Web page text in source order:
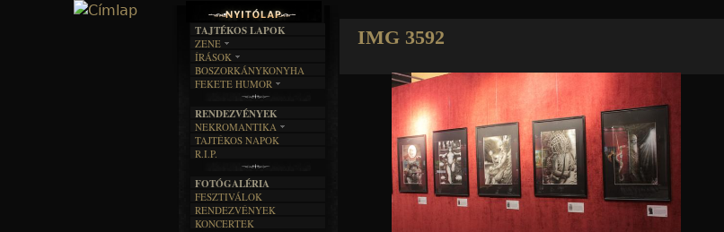
IMG 3592
TAJTÉKOS LAPOK
ZENE
EGYÜTTESEK
INTERJÚK
FORDÍTÁSOK
DALSZÖVEGEK
ÍRÁSOK
IRODALOM
FILM
MŰVÉSZET
ÍRÁSTÖRTÉNET
BOSZORKÁNYKONYHA
FEKETE HUMOR
SZÖVEGES
RENDEZVÉNYEK
NEKROMANTIKA
AKTUÁLIS
A MÚLT
TAJTÉKOS NAPOK
R.I.P.
FOTÓGALÉRIA
FESZTIVÁLOK
RENDEZVÉNYEK
KONCERTEK